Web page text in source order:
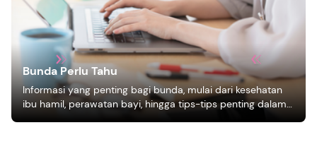
Bunda Perlu Tahu
Informasi yang penting bagi bunda, mulai dari kesehatan
ibu hamil, perawatan bayi, hingga tips-tips penting dalam
mengasuh anak